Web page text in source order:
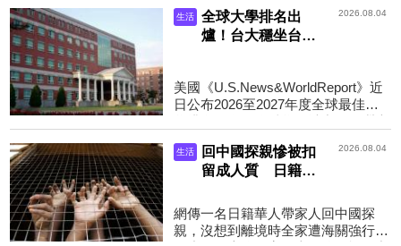
出，明天台中往返沖繩、...
生活
全球大學排名出
爐！台大穩坐台灣
2026.08.04
美國《U.S.News&WorldReport》近
日公布2026至2027年度全球最佳大
大。（翻攝GoogleMap...
生活
回中國探親慘被扣
留成人質 日籍華
國籍！帳戶全凍結
2026.08.04
網傳一名日籍華人帶家人回中國探
親，沒想到離境時全家遭海關強行帶